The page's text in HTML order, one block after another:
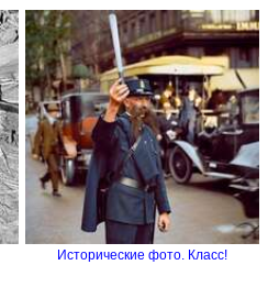
Исторические фото. Класс!